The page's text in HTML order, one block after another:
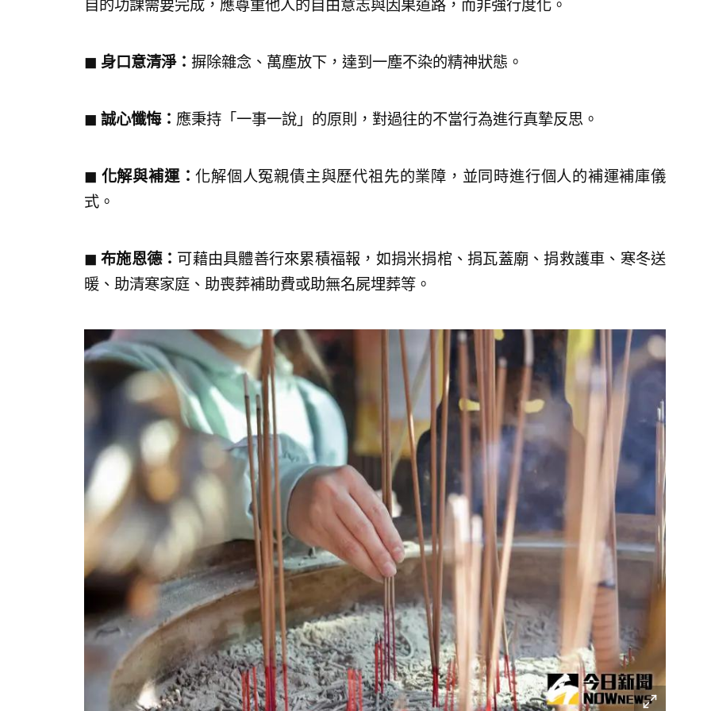
自的功課需要完成，應尊重他人的自由意志與因果道路，而非強行度化。
◼︎ 身口意清淨： 摒除雜念、萬塵放下，達到一塵不染的精神狀態。
◼︎ 誠心懺悔： 應秉持「一事一說」的原則，對過往的不當行為進行真摯反思。
◼︎ 化解與補運：化解個人冤親債主與歷代祖先的業障，並同時進行個人的補運補庫儀
式。
◼︎ 布施恩德： 可藉由具體善行來累積福報，如捐米捐棺、捐瓦蓋廟、捐救護車、寒冬送
暖、助清寒家庭、助喪葬補助費或助無名屍埋葬等。